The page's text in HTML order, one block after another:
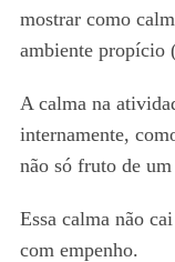
mostrar como
ambiente propício
A calma na
internamente,
não só fruto de
Essa calma não
com empenho.